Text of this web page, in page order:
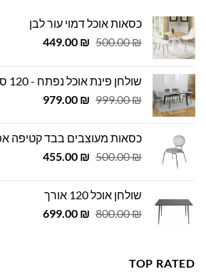
כסאות אוכל דמוי עור לבן
500.00₪
המחיר
500.00 ₪.
449.00 ₪
המחיר
449.00 ₪.שולחן פינת אוכל נפתח - 120 ס"מ נפתח ל-160 ס"מ
999.00₪
המחיר
999.00 ₪.
979.00 ₪
המחיר
979.00 ₪.
כסאות מעוצבים בבד קטיפה
500.00₪
המחיר
500.00 ₪.
455.00 ₪
המחיר
שולחן אוכל 120 אורך
800.00₪
המחיר
699.00 ₪
המחיר
TOP RATED